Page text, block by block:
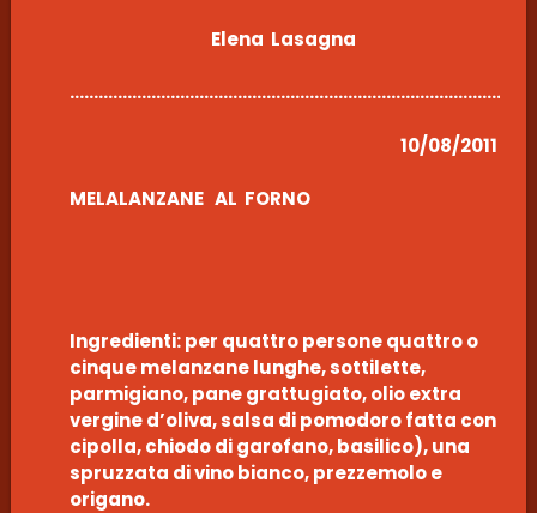
Elena Lasagna
10/08/2011
MELALANZANE AL FORNO
Ingredienti: per quattro persone quattro o
cinque melanzane lunghe, sottilette,
parmigiano, pane grattugiato, olio extra
vergine d’oliva, salsa di pomodoro fatta con
cipolla, chiodo di garofano, basilico), una
spruzzata di vino bianco, prezzemolo e
origano.